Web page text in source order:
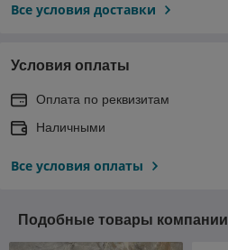
Все условия доставки
Условия оплаты
Оплата по реквизитам
Наличными
Все условия оплаты
Подобные товары компании